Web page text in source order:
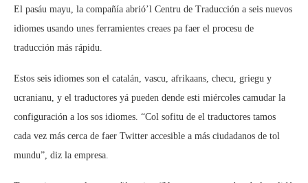
El pasáu mayu, la compañía abrió’l Centru de Traducción a seis nuevos
idiomes usando unes ferramientes creaes pa faer el procesu de
traducción más rápidu.
Estos seis idiomes son el catalán, vascu, afrikaans, checu, griegu y
ucranianu, y el traductores yá pueden dende esti miércoles camudar la
configuración a los sos idiomes. “Col sofitu de el traductores tamos
cada vez más cerca de faer Twitter accesible a más ciudadanos de tol
mundu”, diz la empresa.